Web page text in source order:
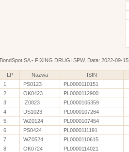
BondSpot SA - FIXING DRUGI SPW, Data: 2022-09-15
LP Nazwa ISIN
1
PS0123 PL0000110151
2
OK0423 PL0000112900
3
IZ0823 PL0000105359
4
DS1023 PL0000107264
5
WZ0124 PL0000107454
6
PS0424 PL0000111191
7
WZ0524 PL0000110615
8
OK0724 PL0000114021